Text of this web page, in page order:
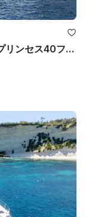
マルタのTa' Xbiexのチャーター用プリンセス40フライブリッジモーターヨット